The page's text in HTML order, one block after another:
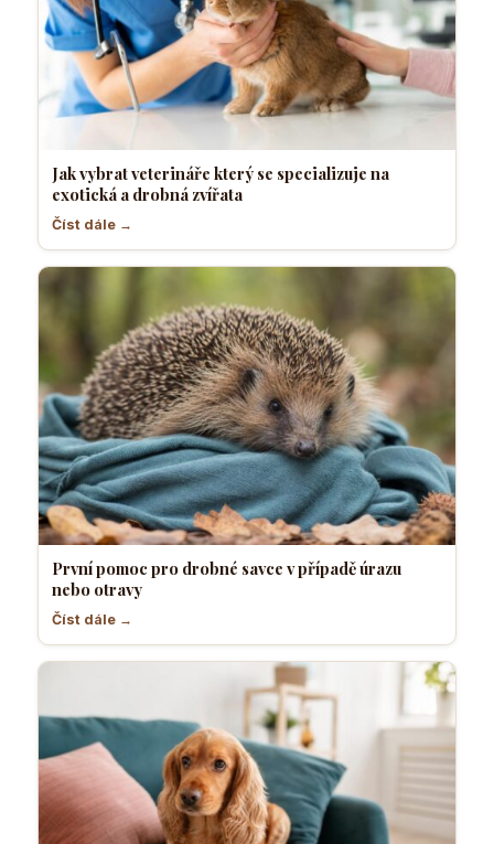
Jak vybrat veterináře který se specializuje na
exotická a drobná zvířata
Číst dále →
První pomoc pro drobné savce v případě úrazu
nebo otravy
Číst dále →